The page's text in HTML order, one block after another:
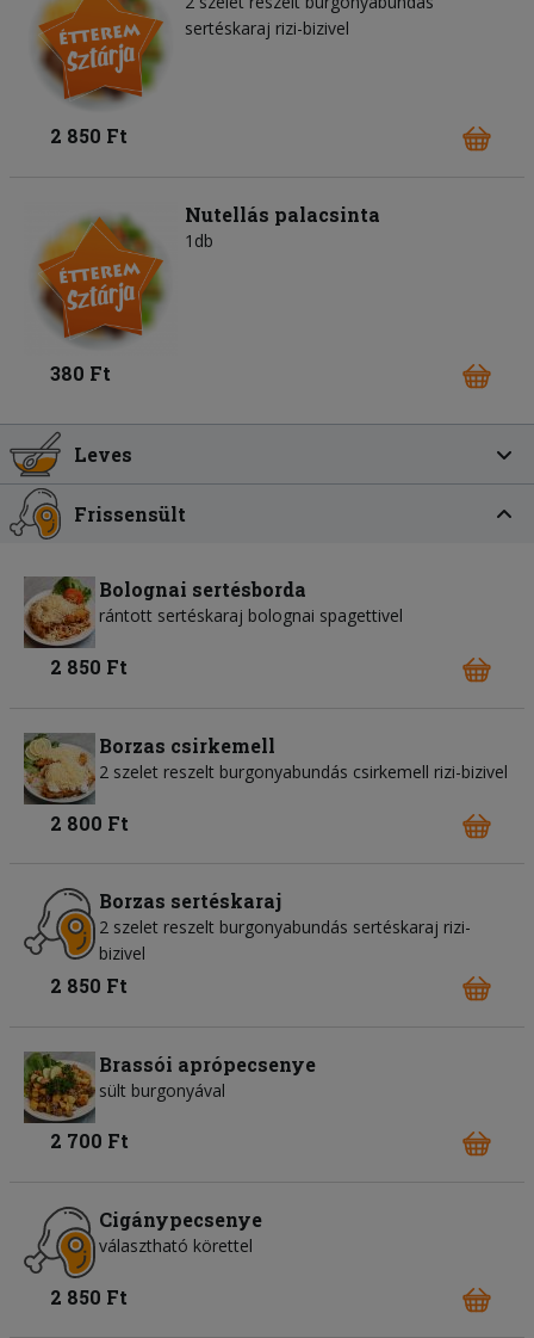
sertéskaraj rizi-bizivel
2 850 Ft
Nutellás palacsinta
1db
380 Ft
Leves
Frissensült
Bolognai sertésborda
rántott sertéskaraj bolognai spagettivel
2 850 Ft
Borzas csirkemell
2 szelet reszelt burgonyabundás csirkemell rizi-bizivel
2 800 Ft
Borzas sertéskaraj
2 szelet reszelt burgonyabundás sertéskaraj rizi-
bizivel
2 850 Ft
Brassói aprópecsenye
sült burgonyával
2 700 Ft
Cigánypecsenye
választható körettel
2 850 Ft